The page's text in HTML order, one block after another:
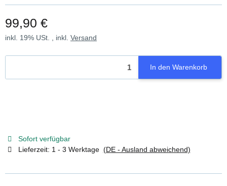
99,90 €
inkl. 19% USt. , inkl. Versand
In den Warenkorb
Sofort verfügbar
Lieferzeit: 1 - 3 Werktage (DE - Ausland abweichend)